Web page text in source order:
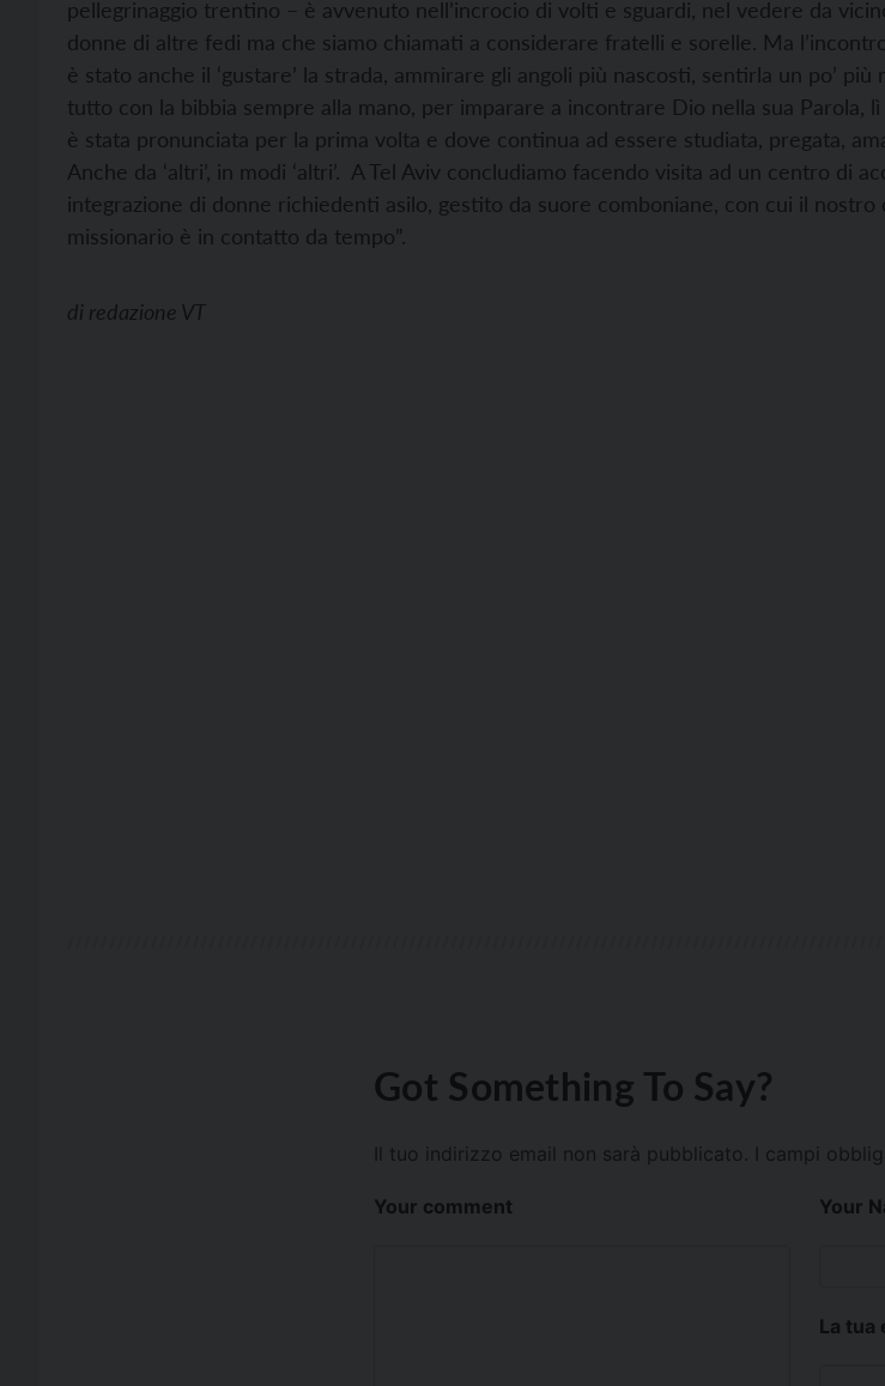
pellegrinaggio trentino – è avvenuto nell’incrocio di volti e sguardi, nel vedere da
donne di altre fedi ma che siamo chiamati a considerare fratelli e sorelle. Ma
è stato anche il ‘gustare’ la strada, ammirare gli angoli più nascosti, sentirla un po’ più
tutto con la bibbia sempre alla mano, per imparare a incontrare Dio nella sua Parola,
è stata pronunciata per la prima volta e dove continua ad essere studiata, pregata,
Anche da ‘altri’, in modi ‘altri’. A Tel Aviv concludiamo facendo visita ad un centro di
integrazione di donne richiedenti asilo, gestito da suore comboniane, con cui il nostro
missionario è in contatto da tempo”.
di redazione VT
Got Something To Say?
Il tuo indirizzo email non sarà pubblicato. I campi
Your comment Your
La tua